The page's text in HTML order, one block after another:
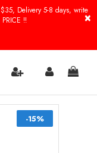
×
Delivery 5-8 days, write
!!
-15%